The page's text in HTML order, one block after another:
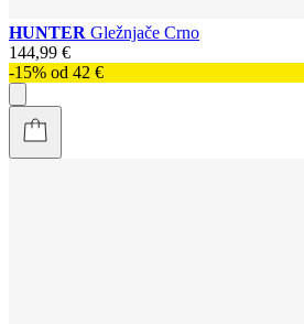
HUNTER Gležnjače Crno
144,99 €
-15% od 42 €